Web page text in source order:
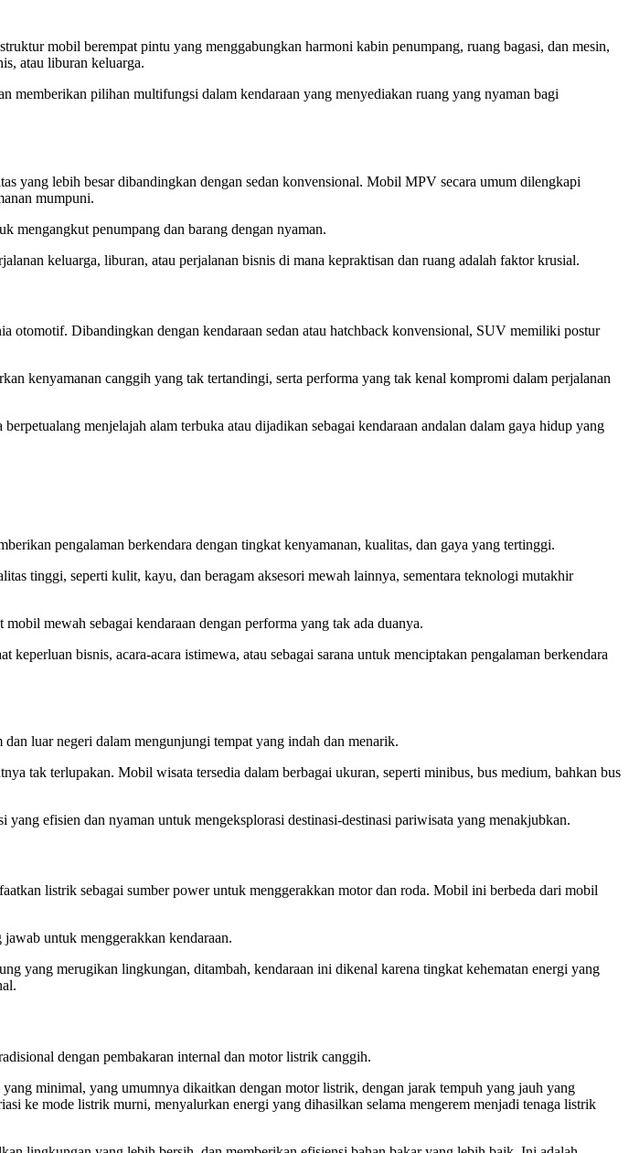
mobil berempat pintu yang menggabungkan harmoni kabin penumpang, ruang bagasi, dan mesin,
atau liburan keluarga.
memberikan pilihan multifungsi dalam kendaraan yang menyediakan ruang yang nyaman bagi
yang lebih besar dibandingkan dengan sedan konvensional. Mobil MPV secara umum dilengkapi
mumpuni.
penumpang dan barang dengan nyaman.
keluarga, liburan, atau perjalanan bisnis di mana kepraktisan dan ruang adalah faktor krusial.
otomotif. Dibandingkan dengan kendaraan sedan atau hatchback konvensional, SUV memiliki postur
kenyamanan canggih yang tak tertandingi, serta performa yang tak kenal kompromi dalam perjalanan
menjelajah alam terbuka atau dijadikan sebagai kendaraan andalan dalam gaya hidup yang
pengalaman berkendara dengan tingkat kenyamanan, kualitas, dan gaya yang tertinggi.
tinggi, seperti kulit, kayu, dan beragam aksesori mewah lainnya, sementara teknologi mutakhir
mewah sebagai kendaraan dengan performa yang tak ada duanya.
bisnis, acara-acara istimewa, atau sebagai sarana untuk menciptakan pengalaman berkendara
luar negeri dalam mengunjungi tempat yang indah dan menarik.
tak terlupakan. Mobil wisata tersedia dalam berbagai ukuran, seperti minibus, bus medium, bahkan bus
efisien dan nyaman untuk mengeksplorasi destinasi-destinasi pariwisata yang menakjubkan.
listrik sebagai sumber power untuk menggerakkan motor dan roda. Mobil ini berbeda dari mobil
untuk menggerakkan kendaraan.
yang merugikan lingkungan, ditambah, kendaraan ini dikenal karena tingkat kehematan energi yang
dengan pembakaran internal dan motor listrik canggih.
minimal, yang umumnya dikaitkan dengan motor listrik, dengan jarak tempuh yang jauh yang
ke mode listrik murni, menyalurkan energi yang dihasilkan selama mengerem menjadi tenaga listrik